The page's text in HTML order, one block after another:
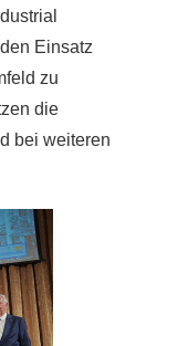
Einsatz
zu
die
bei weiteren